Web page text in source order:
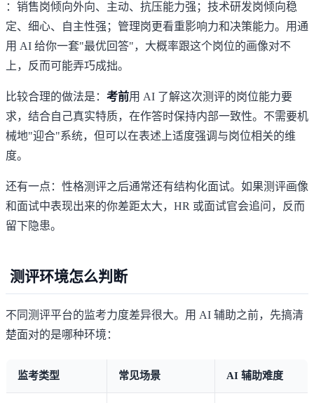
：销售岗倾向外向、主动、抗压能力强；技术研发岗倾向稳
定、细心、自主性强；管理岗更看重影响力和决策能力。用通
用 AI 给你一套"最优回答"，大概率跟这个岗位的画像对不
上，反而可能弄巧成拙。
比较合理的做法是： 考前用 AI 了解这次测评的岗位能力要
求，结合自己真实特质，在作答时保持内部一致性。不需要机
械地"迎合"系统，但可以在表述上适度强调与岗位相关的维
度。
还有一点：性格测评之后通常还有结构化面试。如果测评画像
和面试中表现出来的你差距太大，HR 或面试官会追问，反而
留下隐患。
测评环境怎么判断
不同测评平台的监考力度差异很大。用 AI 辅助之前，先搞清
楚面对的是哪种环境：
监考类型 常见场景 AI 辅助难度